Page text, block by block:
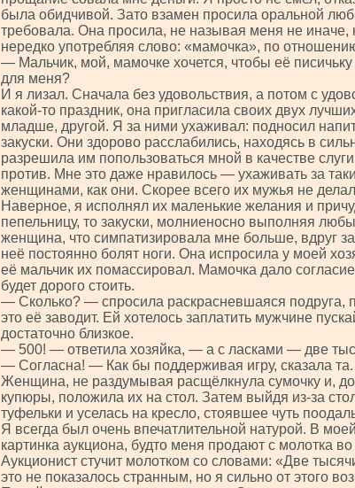
была обидчивой. Зато взамен просила оральной
требовала. Она просила, не называя меня не иначе,
нередко употребляя слово: «мамочка», по
— Мальчик, мой, мамочке хочется, чтобы её
для меня?
И я лизал. Сначала без удовольствия, а потом с
какой-то праздник, она пригласила своих двух
младше, другой. Я за ними ухаживал: подносил
закуски. Они здорово расслабились, находясь в
разрешила им попользоваться мной в качестве
против. Мне это даже нравилось — ухаживать за
женщинами, как они. Скорее всего их мужья не
Наверное, я исполнял их маленькие желания и
пепельницу, то закуски, молниеносно выполняя
женщина, что симпатизировала мне больше, вдруг
неё постоянно болят ноги. Она испросила у моей
её мальчик их помассировал. Мамочка дало
будет дорого стоить.
— Сколько? — спросила раскрасневшаяся подруга,
это её заводит. Ей хотелось заплатить мужчине
достаточно близкое.
— 500! — ответила хозяйка, — а с ласками — две
— Согласна! — Как бы поддерживая игру, сказала та.
Женщина, не раздумывая расщёлкнула сумочку и,
купюры, положила их на стол. Затем выйдя из-за
туфельки и уселась на кресло, стоявшее чуть
Я всегда был очень впечатлительной натурой. В
картинка аукциона, будто меня продают с молотка
Аукционист стучит молотком со словами: «Две
это не показалось странным, но я сильно от этого